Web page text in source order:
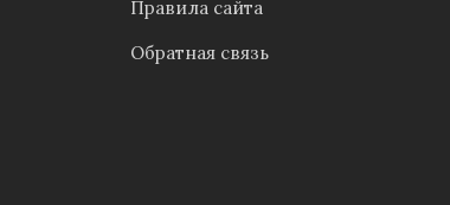
Правила сайта
Обратная связь